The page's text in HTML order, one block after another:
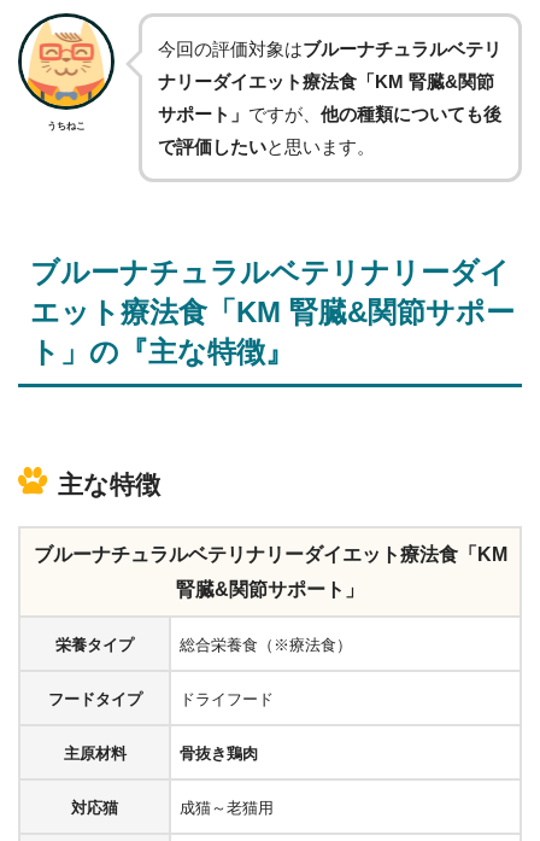
うちねこ
今回の評価対象はブルーナチュラルベテリ
ナリーダイエット療法食「KM 腎臓&関節
サポート」 ですが、 他の種類についても後
で評価したいと思います。
ブルーナチュラルベテリナリーダイ
エット療法食「KM 腎臓&関節サポー
ト」の『主な特徴』
主な特徴
ブルーナチュラルベテリナリーダイエット療法食「KM
腎臓&関節サポート」
栄養タイプ 総合栄養食（※療法食）
フードタイプ ドライフード
主原材料 骨抜き鶏肉
対応猫 成猫～老猫用